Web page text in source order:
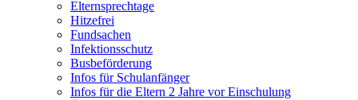
Elternsprechtage
Hitzefrei
Fundsachen
Infektionsschutz
Busbeförderung
Infos für Schulanfänger
Infos für die Eltern 2 Jahre vor Einschulung